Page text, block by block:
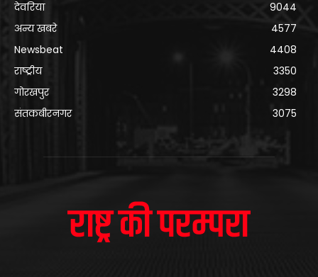
देवरिया
9044
अन्य खबरे
4577
Newsbeat
4408
राष्ट्रीय
3350
गोरखपुर
3298
संतकबीरनगर
3075